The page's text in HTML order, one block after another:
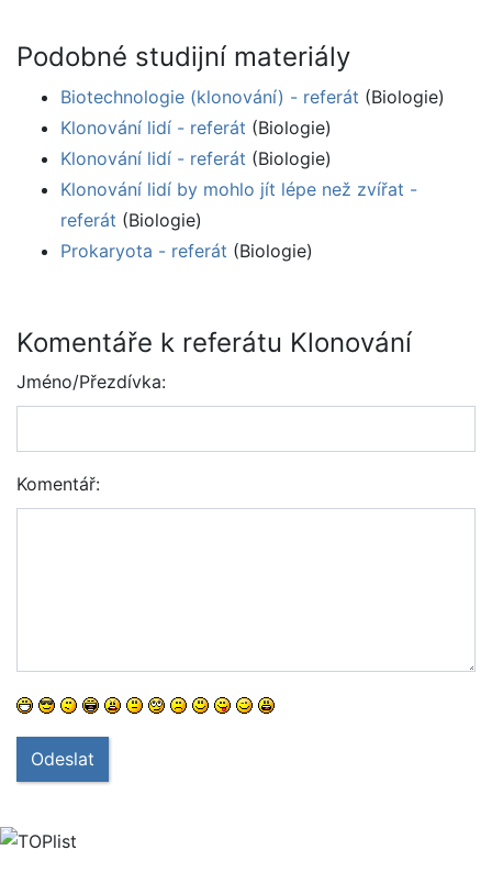
Podobné studijní materiály
Biotechnologie (klonování) - referát (Biologie)
Klonování lidí - referát (Biologie)
Klonování lidí - referát (Biologie)
Klonování lidí by mohlo jít lépe než zvířat -
referát (Biologie)
Prokaryota - referát (Biologie)
Komentáře k referátu Klonování
Jméno/Přezdívka:
Komentář:
Odeslat